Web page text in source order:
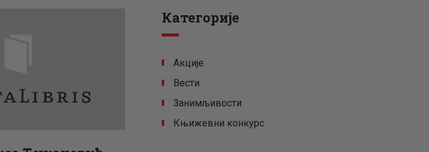
Категорије
Акције
Вести
Занимљивости
Књижевни конкурс